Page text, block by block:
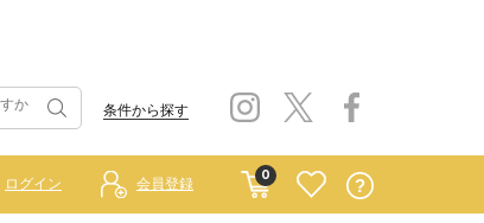
条件から探す
0
ログイン 会員登録